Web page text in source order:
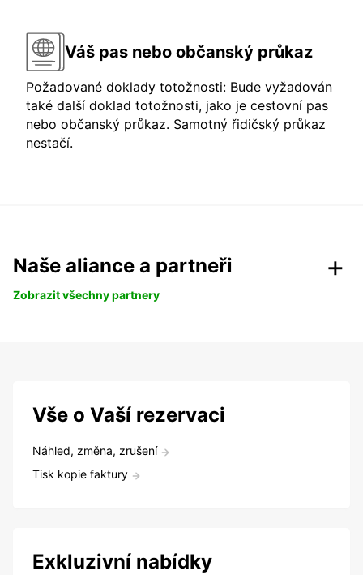
Váš pas nebo občanský průkaz
Požadované doklady totožnosti: Bude vyžadován
také další doklad totožnosti, jako je cestovní pas
nebo občanský průkaz. Samotný řidičský průkaz
nestačí.
Naše aliance a partneři
Zobrazit všechny partnery
Vše o Vaší rezervaci
Náhled, změna, zrušení
Tisk kopie faktury
Exkluzivní nabídky